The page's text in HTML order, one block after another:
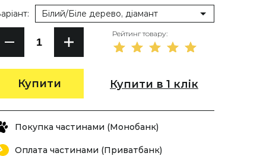
Купити
Білий/Біле дерево, діамант
Рейтинг товару:
Купити в 1 клік
Покупка частинами (Монобанк)
Оплата частинами (Приватбанк)